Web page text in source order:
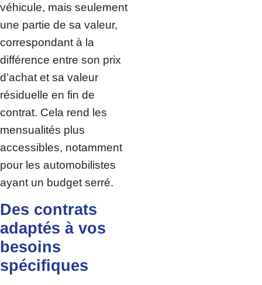
véhicule, mais seulement
une partie de sa valeur,
correspondant à la
différence entre son prix
d’achat et sa valeur
résiduelle en fin de
contrat. Cela rend les
mensualités plus
accessibles, notamment
pour les automobilistes
ayant un budget serré.
Des contrats
adaptés à vos
besoins
spécifiques